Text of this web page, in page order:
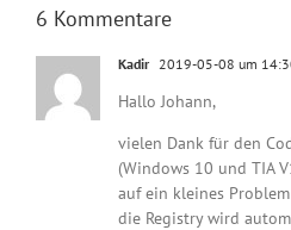
6 Kommentare
Kadir 2019-05-08 um
Hallo Johann,
vielen Dank für den
(Windows 10 und TIA
auf ein kleines
die Registry wird